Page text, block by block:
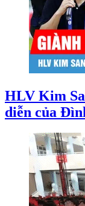
HLV Kim
diễn của